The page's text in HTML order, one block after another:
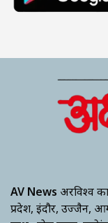
AV News
प्रदेश, इंदौर, उज्जैन,